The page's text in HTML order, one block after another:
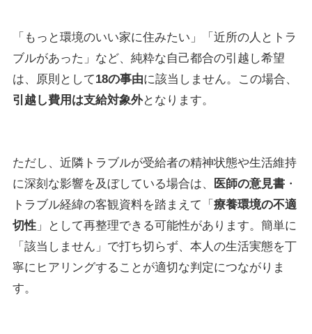
「もっと環境のいい家に住みたい」「近所の人とトラ
ブルがあった」など、純粋な自己都合の引越し希望
は、原則として18の事由に該当しません。この場合、
引越し費用は支給対象外となります。
ただし、近隣トラブルが受給者の精神状態や生活維持
に深刻な影響を及ぼしている場合は、
医師の意見書・
トラブル経緯の客観資料を踏まえて「 療養環境の不適
切性」として再整理できる可能性があります。簡単に
「該当しません」で打ち切らず、本人の生活実態を丁
寧にヒアリングすることが適切な判定につながりま
す。